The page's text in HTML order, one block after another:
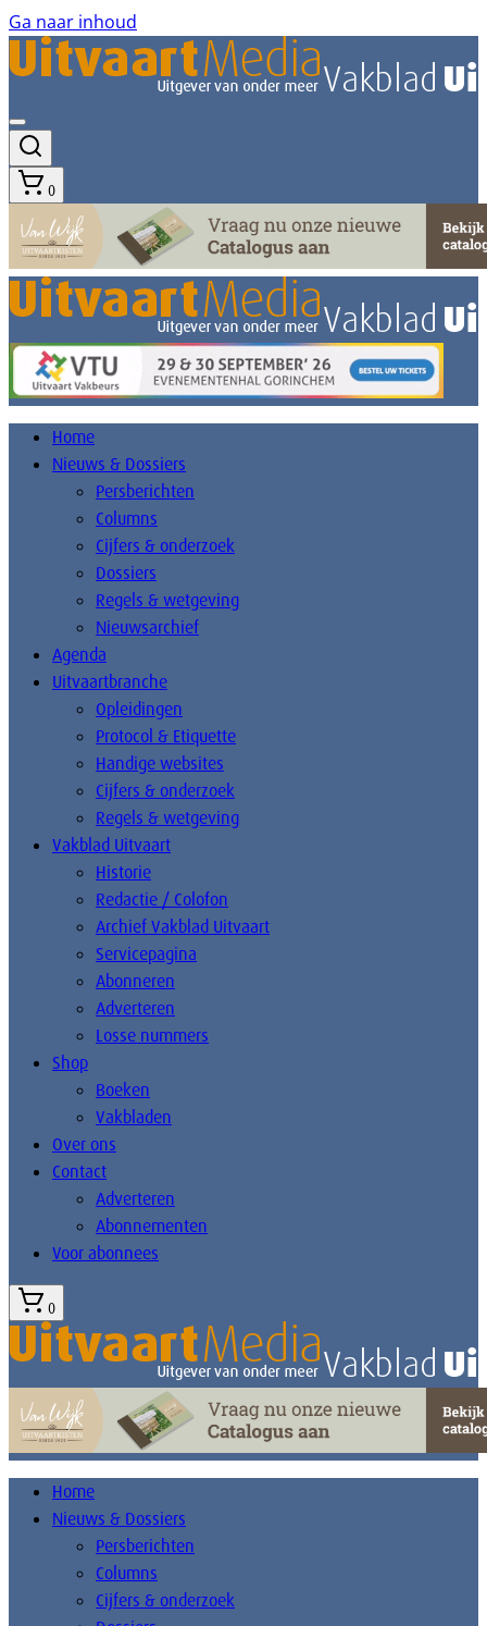
Ga naar inhoud
0
Home
Nieuws & Dossiers
Persberichten
Columns
Cijfers & onderzoek
Dossiers
Regels & wetgeving
Nieuwsarchief
Agenda
Uitvaartbranche
Opleidingen
Protocol & Etiquette
Handige websites
Cijfers & onderzoek
Regels & wetgeving
Vakblad Uitvaart
Historie
Redactie / Colofon
Archief Vakblad Uitvaart
Servicepagina
Abonneren
Adverteren
Losse nummers
Shop
Boeken
Vakbladen
Over ons
Contact
Adverteren
Abonnementen
Voor abonnees
0
Home
Nieuws & Dossiers
Persberichten
Columns
Cijfers & onderzoek